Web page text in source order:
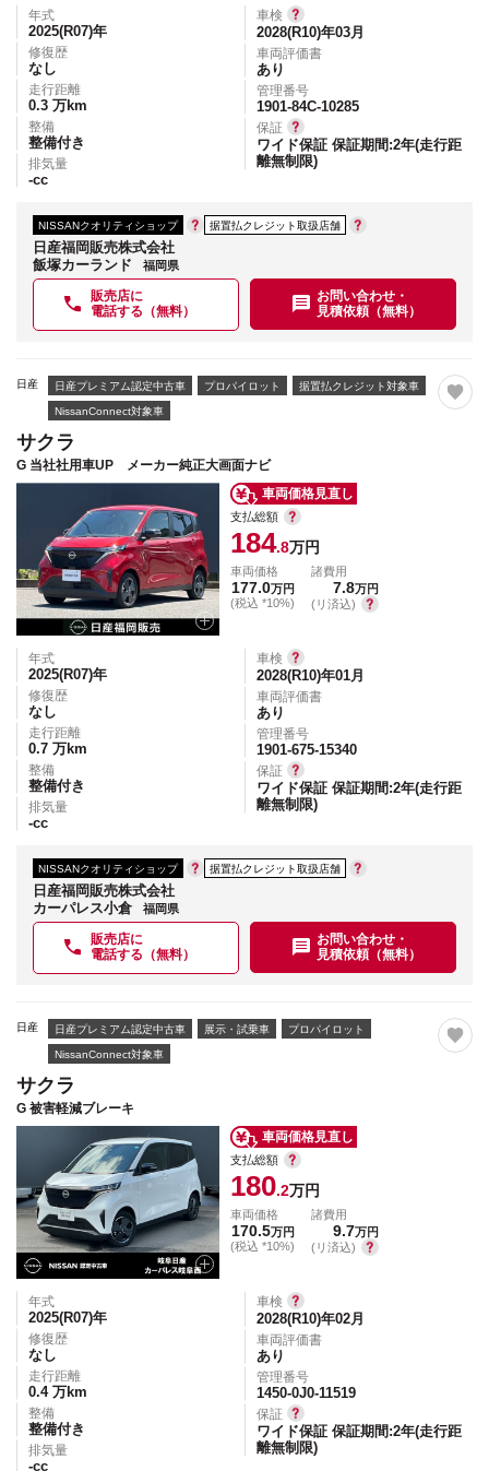
年式
2025(R07)年
修復歴
なし
走行距離
0.3 万km
整備
整備付き
排気量
-cc
車検
2028(R10)年03月
車両評価書
あり
管理番号
1901-84C-10285
保証
ワイド保証 保証期間:2年(走行距
離無制限)
NISSANクオリティショップ 据置払クレジット取扱店舗
日産福岡販売株式会社
飯塚カーランド
福岡県
販売店に
電話する（無料）
お問い合わせ・
見積依頼（無料）
日産 日産プレミアム認定中古車 プロパイロット 据置払クレジット対象車
NissanConnect対象車
サクラ
G 当社社用車UP メーカー純正大画面ナビ
車両価格見直し
支払総額
184.8万円
車両価格
177.0万円
(税込 *10%)
諸費用
7.8万円
(リ済込)
年式
2025(R07)年
修復歴
なし
走行距離
0.7 万km
整備
整備付き
排気量
-cc
車検
2028(R10)年01月
車両評価書
あり
管理番号
1901-675-15340
保証
ワイド保証 保証期間:2年(走行距
離無制限)
NISSANクオリティショップ 据置払クレジット取扱店舗
日産福岡販売株式会社
カーパレス小倉
福岡県
販売店に
電話する（無料）
お問い合わせ・
見積依頼（無料）
日産 日産プレミアム認定中古車 展示・試乗車 プロパイロット
NissanConnect対象車
サクラ
G 被害軽減ブレーキ
車両価格見直し
支払総額
180.2万円
車両価格
170.5万円
(税込 *10%)
諸費用
9.7万円
(リ済込)
年式
2025(R07)年
修復歴
なし
走行距離
0.4 万km
整備
整備付き
排気量
-cc
車検
2028(R10)年02月
車両評価書
あり
管理番号
1450-0J0-11519
保証
ワイド保証 保証期間:2年(走行距
離無制限)